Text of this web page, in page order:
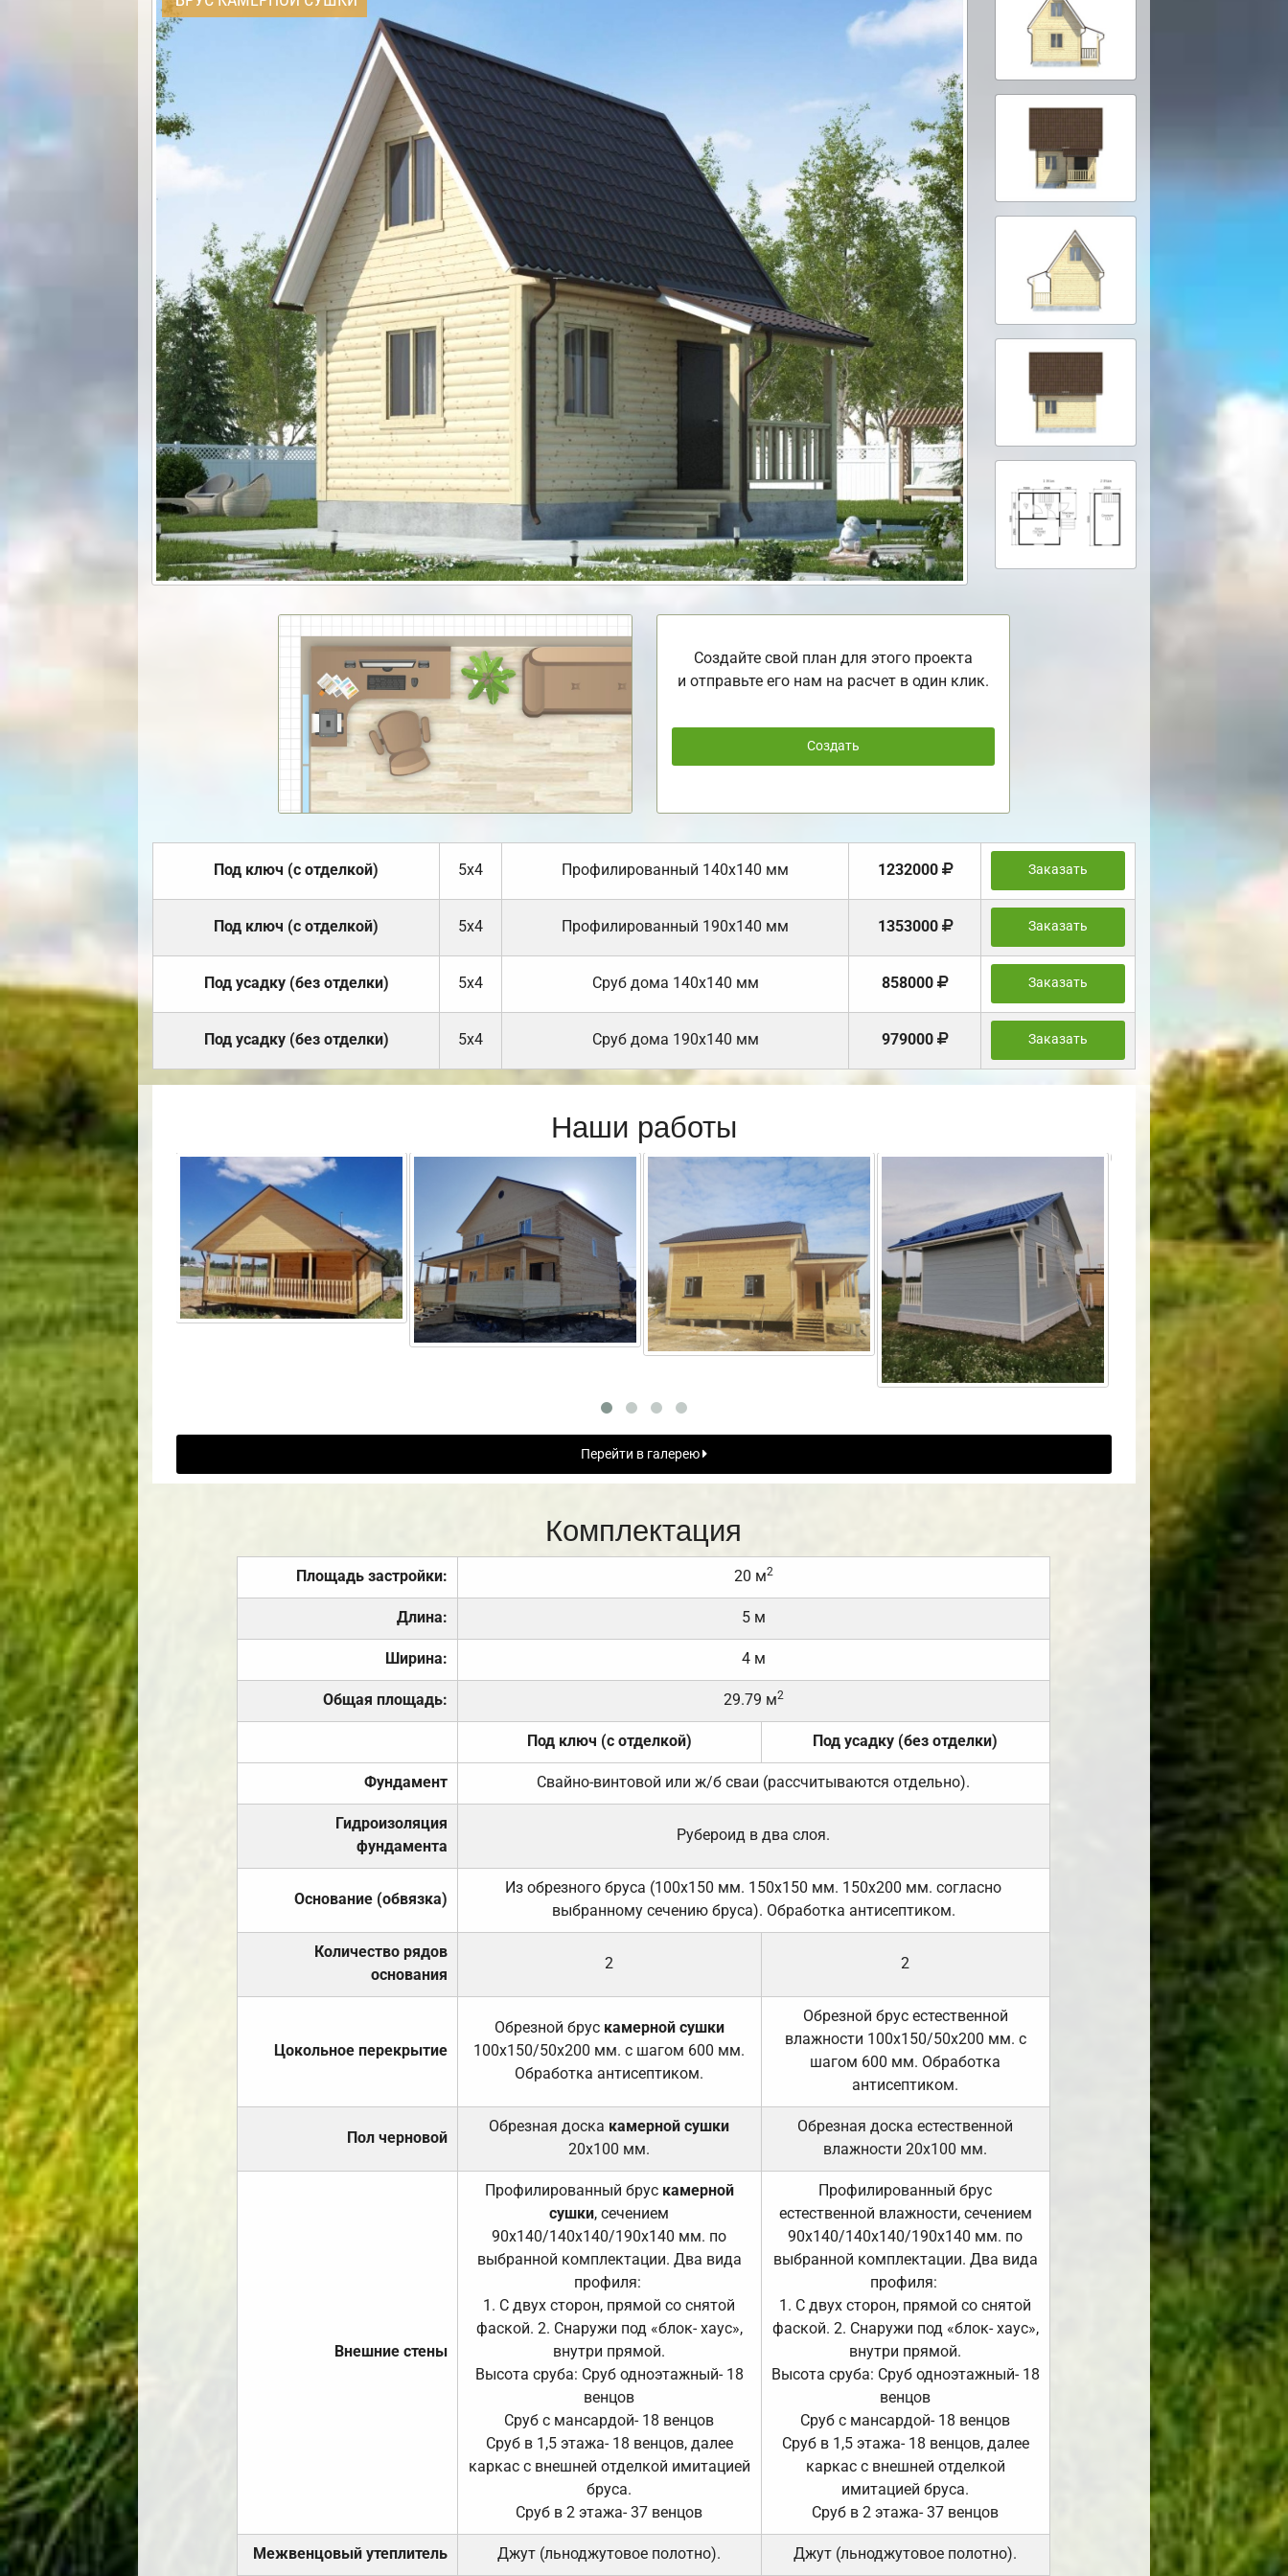
Создайте свой план для этого проекта
и отправьте его нам на расчет в один клик.
Создать
Под ключ (с отделкой) 5х4 Профилированный 140х140 мм 1232000 Заказать
Под ключ (с отделкой) 5х4 Профилированный 190х140 мм 1353000 Заказать
Под усадку (без отделки) 5х4 Cруб дома 140х140 мм 858000 Заказать
Под усадку (без отделки) 5х4 Cруб дома 190х140 мм 979000 Заказать
Наши работы
Перейти в галерею
Комплектация
Площадь застройки: 20 м2
Длина: 5 м
Ширина: 4 м
Общая площадь: 29.79 м2
Под ключ (с отделкой) Под усадку (без отделки)
Фундамент Свайно-винтовой или ж/б сваи (рассчитываются отдельно).
Гидроизоляция
фундамента
Рубероид в два слоя.
Основание (обвязка)
Из обрезного бруса (100х150 мм. 150х150 мм. 150х200 мм. согласно
выбранному сечению бруса). Обработка антисептиком.
Количество рядов
основания
2 2
Цокольное перекрытие
Обрезной брус камерной сушки
100х150/50х200 мм. с шагом 600 мм.
Обработка антисептиком.
Обрезной брус естественной
влажности 100х150/50х200 мм. с
шагом 600 мм. Обработка
антисептиком.
Пол черновой
Обрезная доска камерной сушки
20х100 мм.
Обрезная доска естественной
влажности 20х100 мм.
Внешние стены
Профилированный брус камерной
сушки, сечением
90х140/140х140/190х140 мм. по
выбранной комплектации. Два вида
профиля:
1. С двух сторон, прямой со снятой
фаской. 2. Снаружи под «блок- хаус»,
внутри прямой.
Высота сруба: Сруб одноэтажный- 18
венцов
Сруб с мансардой- 18 венцов
Сруб в 1,5 этажа- 18 венцов, далее
каркас с внешней отделкой имитацией
бруса.
Сруб в 2 этажа- 37 венцов
Профилированный брус
естественной влажности, сечением
90х140/140х140/190х140 мм. по
выбранной комплектации. Два вида
профиля:
1. С двух сторон, прямой со снятой
фаской. 2. Снаружи под «блок- хаус»,
внутри прямой.
Высота сруба: Сруб одноэтажный- 18
венцов
Сруб с мансардой- 18 венцов
Сруб в 1,5 этажа- 18 венцов, далее
каркас с внешней отделкой
имитацией бруса.
Сруб в 2 этажа- 37 венцов
Межвенцовый утеплитель Джут (льноджутовое полотно). Джут (льноджутовое полотно).